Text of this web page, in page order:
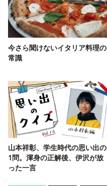
今さら聞けないイタリア料理の
常識
山本祥彰、学生時代の思い出の
1問。渾身の正解後、伊沢が放
った一言